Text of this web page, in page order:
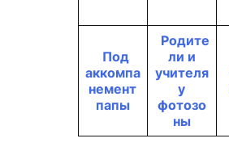
Под
аккомпа
немент
папы
Родите
ли и
учителя
у
фотозо
ны